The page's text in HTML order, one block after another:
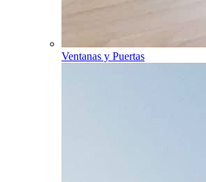
Ventanas y Puertas